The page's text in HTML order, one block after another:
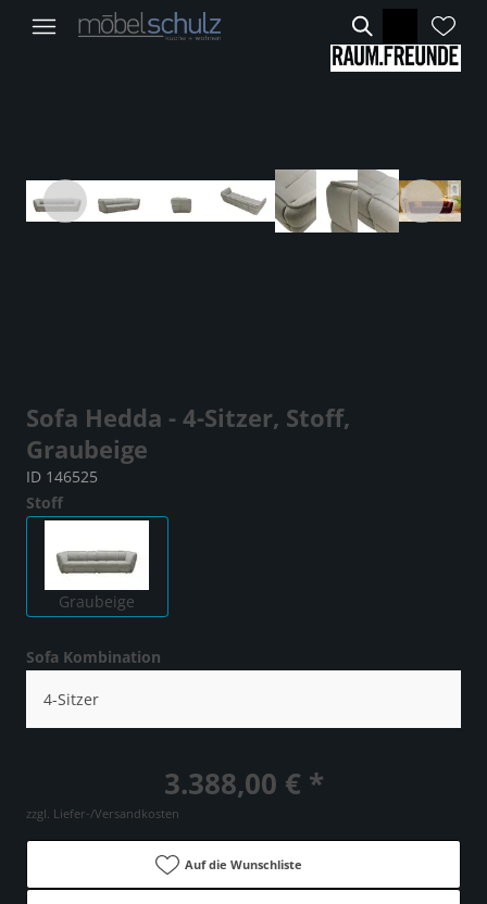
Sofa Hedda - 4-Sitzer, Stoff,
Graubeige
ID 146525
Stoff
Graubeige
Sofa Kombination
4-Sitzer
3.388,00 € *
zzgl. Liefer-/Versandkosten
Auf die Wunschliste